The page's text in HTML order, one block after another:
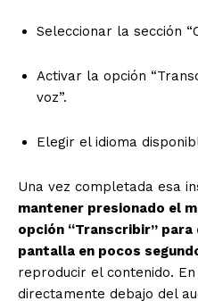
Seleccionar la sección
Activar la opción
voz”.
Elegir el idioma
Una vez completada esa
mantener presionado el
opción “Transcribir”
pantalla en pocos
reproducir el contenido.
directamente debajo del